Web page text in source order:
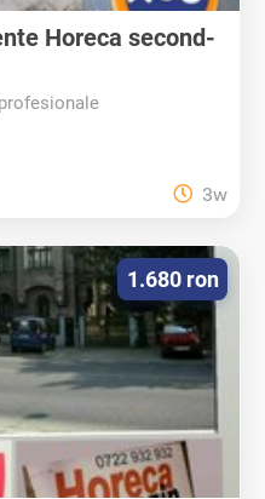
Horeca second-
3w
1.680 ron